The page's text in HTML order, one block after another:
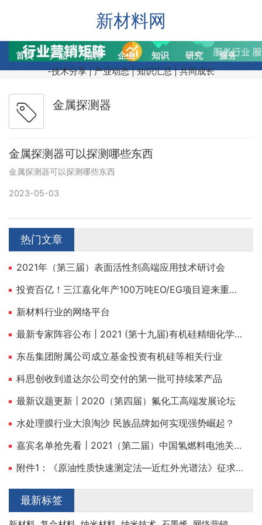
新材料网
-技术分享 | 产业动态 | 知识汇总 | 共同成长
首页 产品 招聘 企业 知识 研究 服务
金属探测器
金属探测器可以探测哪些东西
金属探测器可以探测哪些东西
2023-05-03
热门文章
2021年（第三届）表面活性剂高端应用技术研讨会
投资百亿！三江嘉化年产100万吨EO/EG项目迎来重大建设节点！
新材料行业的网络平台
最新专家阵容公布 | 2021 (第十九届)有机硅精细化学品技术交流会
东岳集团附属公司成立基金投资有机硅等相关行业
科思创收到道达尔公司交付的第一批可持续苯产品
最新议题更新 | 2020（第四届）氟化工高端发展论坛
水处理膜行业大浪淘沙 民族品牌如何实现强势崛起？
嘉宾名单抢先看 | 2021（第二届）中国氢燃料电池关键材料与装备高峰论坛
附件1：《原油性质快速测定法—近红外光谱法》征求意见稿及编制说明.pdf
最新标签